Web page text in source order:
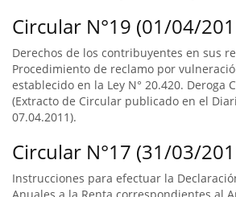
Circular N°19 (01/04/
Derechos de los contribuyentes en sus
Procedimiento de reclamo por
establecido en la Ley N° 20.420. Deroga
(Extracto de Circular publicado en el
07.04.2011).
Circular N°17 (31/03/
Instrucciones para efectuar la